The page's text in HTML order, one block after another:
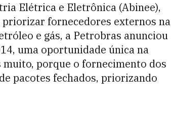
Elétrica e Eletrônica (Abinee),
fornecedores externos na
e gás, a Petrobras anunciou
uma oportunidade única na
porque o fornecimento dos
pacotes fechados, priorizando